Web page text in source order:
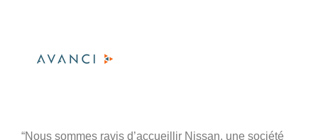
“Nous sommes ravis d’accueillir Nissan, une société